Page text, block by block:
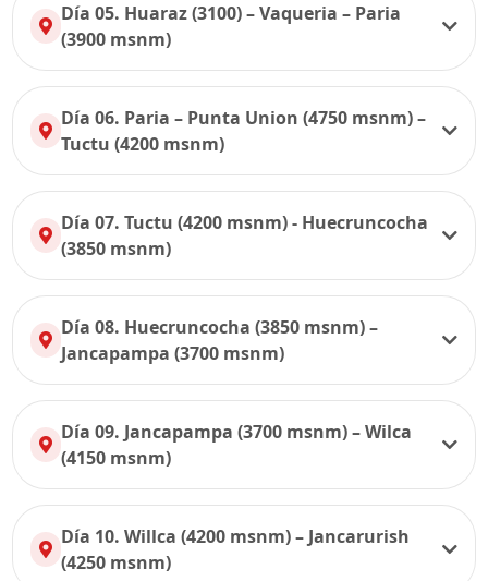
Día 05. Huaraz (3100) – Vaqueria – Paria
(3900 msnm)
Día 06. Paria – Punta Union (4750 msnm) –
Tuctu (4200 msnm)
Día 07. Tuctu (4200 msnm) - Huecruncocha
(3850 msnm)
Día 08. Huecruncocha (3850 msnm) –
Jancapampa (3700 msnm)
Día 09. Jancapampa (3700 msnm) – Wilca
(4150 msnm)
Día 10. Willca (4200 msnm) – Jancarurish
(4250 msnm)